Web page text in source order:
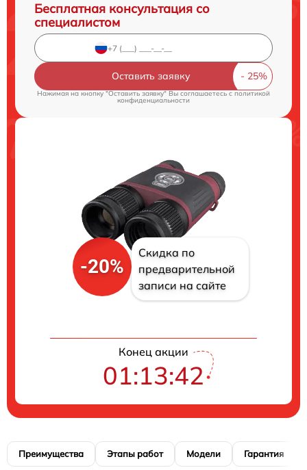
Бесплатная консультация со
специалистом
Оставить заявку
Нажимая на кнопку "Оставить заявку" Вы соглашаетесь cполитикой
конфиденциальности
-20%
Скидка по
предварительной
записи на сайте
Конец акции
01:13:41
Преимущества Этапы работ Модели Гарантия